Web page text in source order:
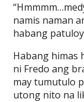
namis naman
habang
Habang himas
ni Fredo ang
may tumutulo
utong nito na